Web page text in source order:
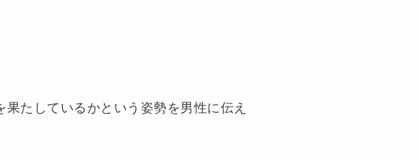
たしているかという姿勢を男性に伝え